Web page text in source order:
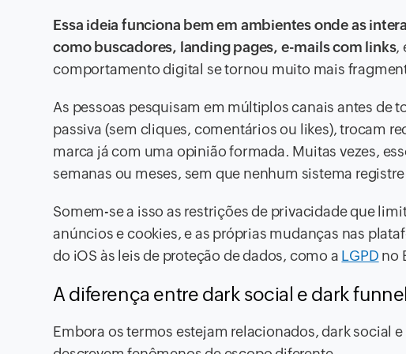
Essa ideia funciona bem em ambientes onde as
como buscadores, landing pages, e-mails com links,
comportamento digital se tornou muito mais
As pessoas pesquisam em múltiplos canais antes
passiva (sem cliques, comentários ou likes), trocam
marca já com uma opinião formada. Muitas vezes,
semanas ou meses, sem que nenhum sistema
Somem-se a isso as restrições de privacidade que
anúncios e cookies, e as próprias mudanças nas
do iOS às leis de proteção de dados, como a LGPD no
A diferença entre dark social e dark
Embora os termos estejam relacionados, dark social